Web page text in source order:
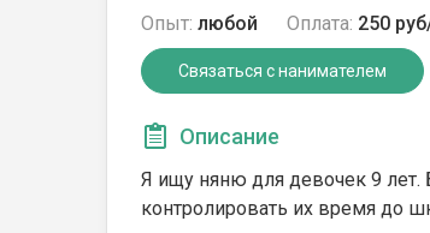
Опыт: любой Оплата: 250
Связаться с нанимателем
Описание
Я ищу няню для девочек 9 лет.
контролировать их время до